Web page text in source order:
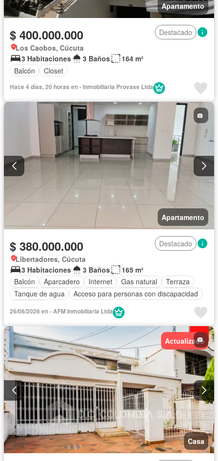
Apartamento
$ 400.000.000
Destacado
Los Caobos, Cúcuta
3 Habitaciones
3 Baños
164 m²
Balcón
Closet
Hace 4 días, 20 horas en - Inmobiliaria Provase Ltda
Apartamento
$ 380.000.000
Destacado
Libertadores, Cúcuta
3 Habitaciones
3 Baños
165 m²
Balcón
Aparcadero Internet Gas natural
Terraza
Tanque de agua
Acceso para personas con discapacidad
26/06/2026 en - AFM Inmobiliaria Ltda
Actualizado
Casa